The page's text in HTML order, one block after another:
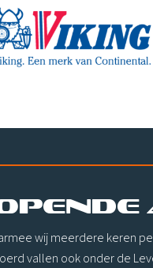
wij meerdere keren
vallen ook onder de